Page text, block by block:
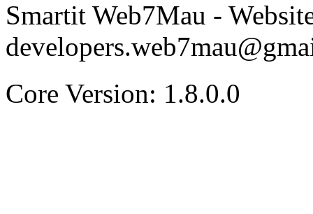
Smartit Web7Mau -
Core Version: 1.8.0.0